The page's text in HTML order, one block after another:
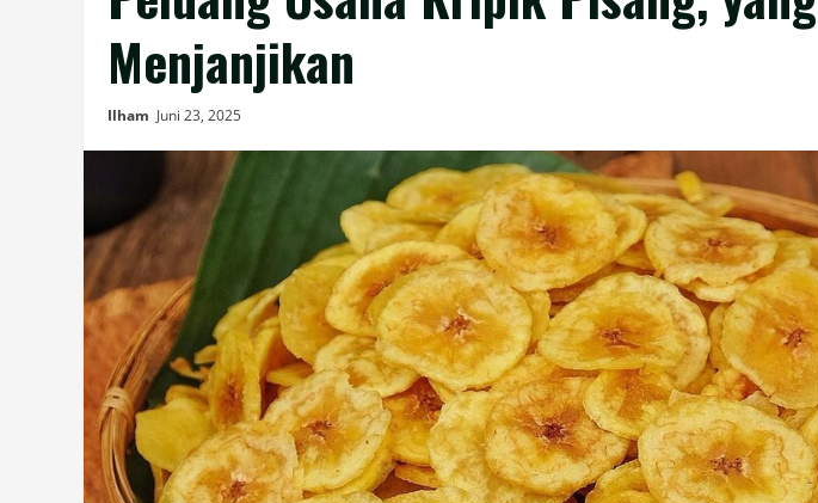
Menjanjikan
Ilham Juni 23, 2025